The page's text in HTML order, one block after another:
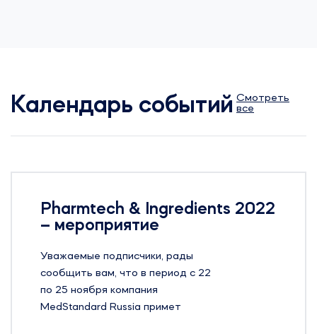
Календарь событий Смотреть
все
Pharmtech & Ingredients 2022
– мероприятие
Уважаемые подписчики, рады
сообщить вам, что в период с 22
по 25 ноября компания
MedStandard Russia примет